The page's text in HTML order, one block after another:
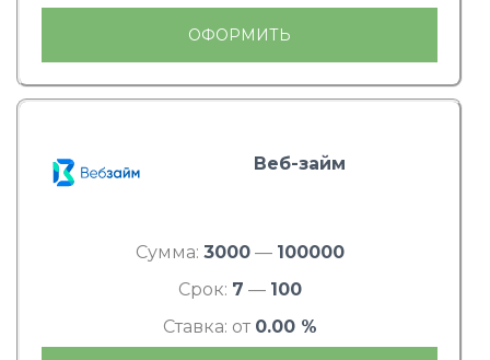
ОФОРМИТЬ
Веб-займ
Сумма: 3000— 100000
Срок: 7 — 100
Ставка: от 0.00 %